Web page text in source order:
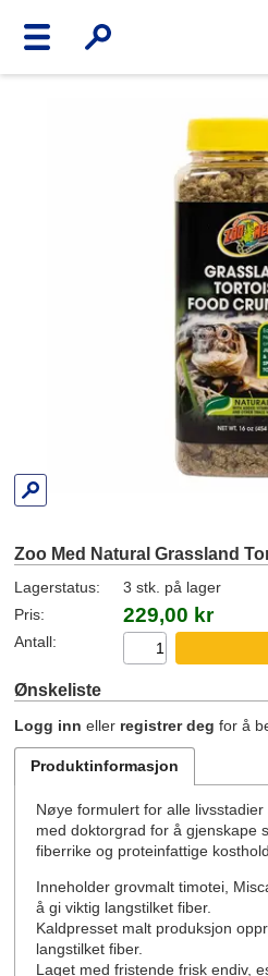
Zoo Med Natural Grassland
Lagerstatus:
3 stk. på lager
Pris:
229,00 kr
Antall:
Ønskeliste
Logg inn eller registrer deg for å
Produktinformasjon
Nøye formulert for alle
med doktorgrad for å gjenskape
fiberrike og proteinfattige
Inneholder grovmalt timotei,
å gi viktig langstilket fiber.
Kaldpresset malt produksjon
langstilket fiber.
Laget med fristende frisk endiv,